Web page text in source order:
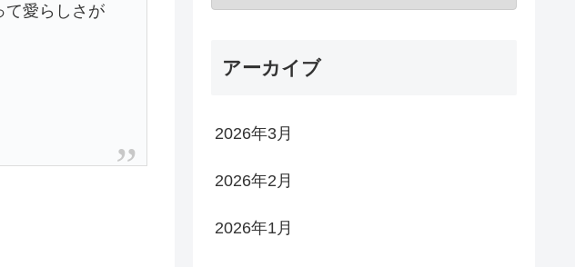
愛らしさが
アーカイブ
2026年3月
2026年2月
2026年1月